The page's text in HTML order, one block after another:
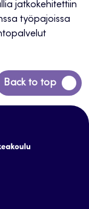
jatkokehitettiin
työpajoissa
Back to top
Siirry
takaisin